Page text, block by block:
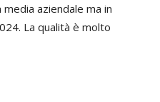
aziendale ma in
La qualità è molto